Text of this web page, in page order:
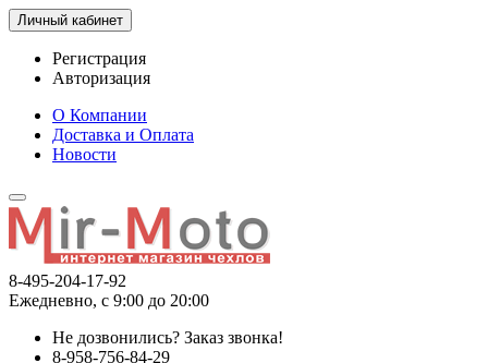
Личный кабинет
Регистрация
Авторизация
О Компании
Доставка и Оплата
Новости
8-495-204-17-92
Ежедневно, с 9:00 до 20:00
Не дозвонились? Заказ звонка!
8-958-756-84-29